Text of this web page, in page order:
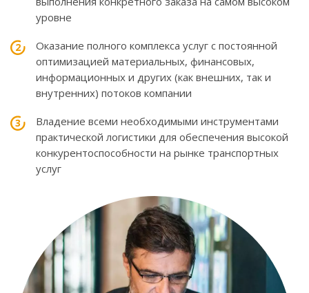
уровне
Оказание полного комплекса услуг с постоянной
оптимизацией материальных, финансовых,
информационных и других (как внешних, так и
внутренних) потоков компании
Владение всеми необходимыми инструментами
практической логистики для обеспечения высокой
конкурентоспособности на рынке транспортных
услуг